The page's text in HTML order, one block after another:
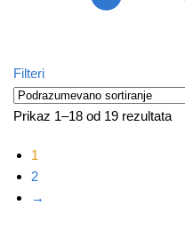
Filteri
Prikaz 1–18 od 19 rezultata
1
2
→